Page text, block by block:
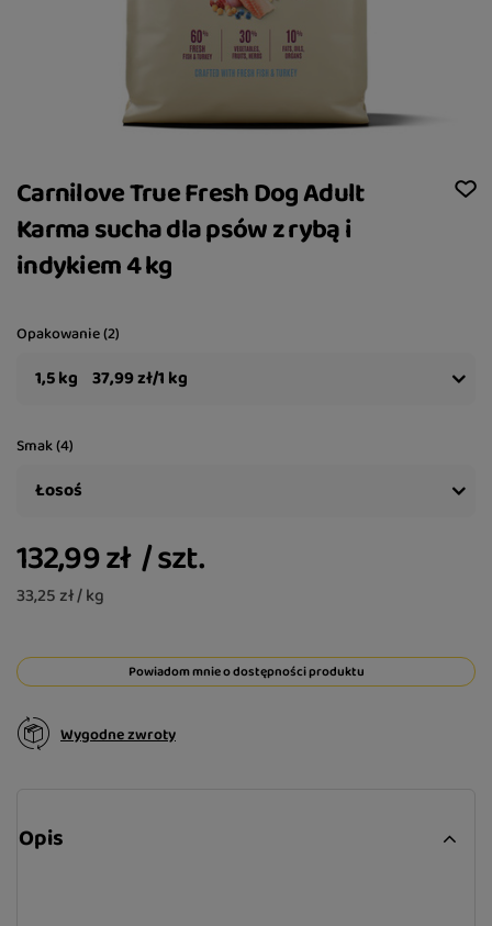
Carnilove True Fresh Dog Adult
Karma sucha dla psów z rybą i
indykiem 4 kg
Opakowanie (2)
1,5 kg 37,99 zł/1 kg
Smak (4)
Łosoś
132,99 zł /szt.
33,25 zł / kg
Powiadom mnie o dostępności produktu
Wygodne zwroty
Opis